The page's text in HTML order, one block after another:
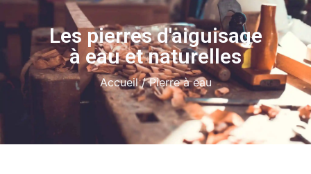
Les pierres d'aiguisage
à eau et naturelles
Accueil/ Pierre à eau